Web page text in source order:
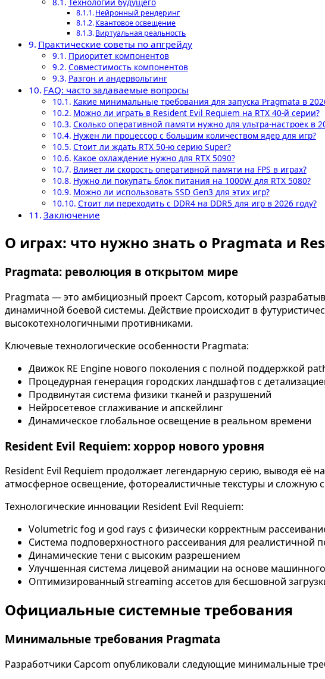
Нейронный рендеринг
Квантовое освещение
Виртуальная реальность
Практические советы по апгрейду
Приоритет компонентов
Совместимость компонентов
Разгон и андервольтинг
FAQ: часто задаваемые вопросы
Какие минимальные требования для запуска Pragmata в
Можно ли играть в Resident Evil Requiem на RTX 40-й серии?
Сколько оперативной памяти нужно для ультра-настроек в
Нужен ли процессор с большим количеством ядер для игр?
Стоит ли ждать RTX 50-ю серию Super?
Какое охлаждение нужно для RTX 5090?
Влияет ли скорость оперативной памяти на FPS в играх?
Нужно ли покупать блок питания на 1000W для RTX 5080?
Можно ли использовать SSD Gen3 для этих игр?
Стоит ли переходить с DDR4 на DDR5 для игр в 2026 году?
Заключение
О играх: что нужно знать о Pragmata и
Pragmata: революция в открытом мире
Pragmata — это амбициозный проект Capcom, который
динамичной боевой системы. Действие происходит в
высокотехнологичными противниками.
Ключевые технологические особенности Pragmata:
Движок RE Engine нового поколения с полной поддержкой
Процедурная генерация городских ландшафтов с
Продвинутая система физики тканей и разрушений
Нейросетевое сглаживание и апскейлинг
Динамическое глобальное освещение в реальном времени
Resident Evil Requiem: хоррор нового уровня
Resident Evil Requiem продолжает легендарную серию, выводя её
атмосферное освещение, фотореалистичные текстуры и сложную
Технологические инновации Resident Evil Requiem:
Volumetric fog и god rays с физически корректным
Система подповерхностного рассеивания для реалистичной
Динамические тени с высоким разрешением
Улучшенная система лицевой анимации на основе
Оптимизированный streaming ассетов для бесшовной
Официальные системные требования
Минимальные требования Pragmata
Разработчики Capcom опубликовали следующие минимальные